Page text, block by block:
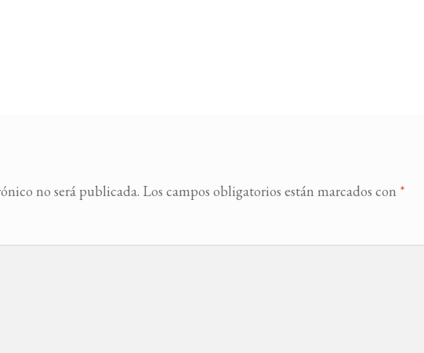
no será publicada. Los campos obligatorios están marcados con *